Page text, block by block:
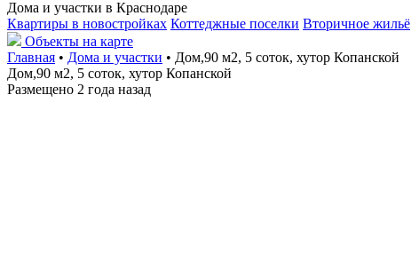
Дома и участки в Краснодаре
Квартиры в новостройках Коттеджные поселки Вторичное жильё
Объекты на карте
Главная • Дома и участки • Дом,90 м2, 5 соток, хутор Копанской
Дом,90 м2, 5 соток, хутор Копанской
Размещено 2 года назад